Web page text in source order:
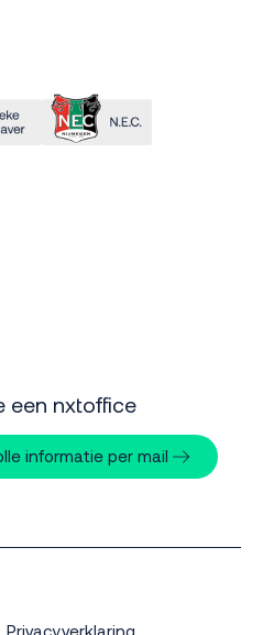
een nxtoffice
informatie per mail
Privacyverklaring